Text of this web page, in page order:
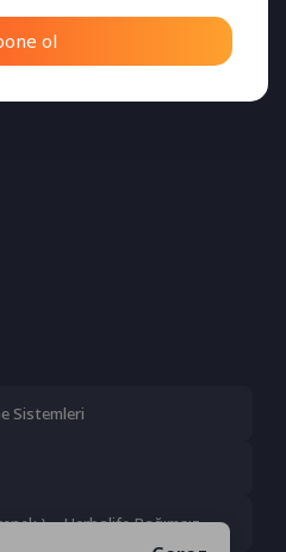
Sistemleri
) – Herbalife Bağımsız
ol